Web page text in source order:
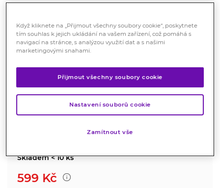
Fertilan 60 kapslí
Doplněk stravy
velice pozitivní vliv na tvorbu spermií.
Značka:Fertilan
Skladem < 10 ks
599 Kč
Když kliknete na „Přijmout všechny soubory cookie“, poskytnete
tím souhlas k jejich ukládání na vašem zařízení, což pomáhá s
navigací na stránce, s analýzou využití dat a s našimi
marketingovými snahami.
Přijmout všechny soubory cookie
Nastavení souborů cookie
Zamítnout vše